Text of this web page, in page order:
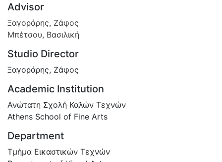
Advisor
Ξαγοράρης, Ζάφος
Μπέτσου, Βασιλική
Studio Director
Ξαγοράρης, Ζάφος
Academic Institution
Ανώτατη Σχολή Καλών Τεχνών
Athens School of Fine Arts
Department
Τμήμα Εικαστικών Τεχνών